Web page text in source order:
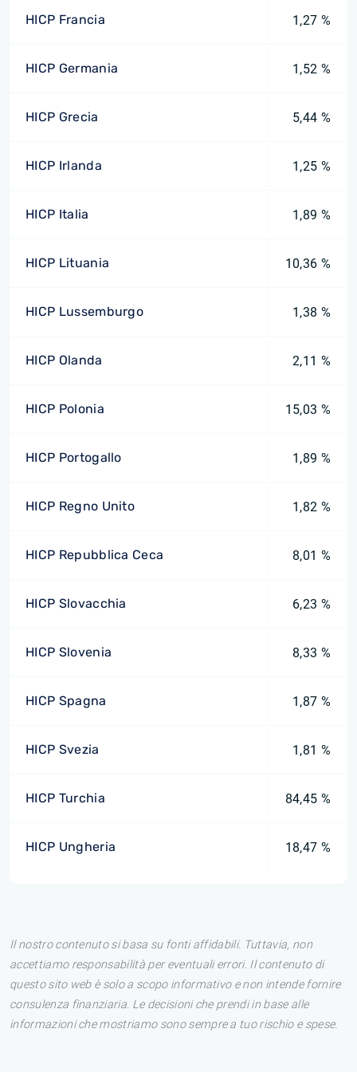
HICP Francia 1,27 %
HICP Germania 1,52 %
HICP Grecia 5,44 %
HICP Irlanda 1,25 %
HICP Italia 1,89 %
HICP Lituania 10,36 %
HICP Lussemburgo 1,38 %
HICP Olanda 2,11 %
HICP Polonia 15,03 %
HICP Portogallo 1,89 %
HICP Regno Unito 1,82 %
HICP Repubblica Ceca 8,01 %
HICP Slovacchia 6,23 %
HICP Slovenia 8,33 %
HICP Spagna 1,87 %
HICP Svezia 1,81 %
HICP Turchia 84,45 %
HICP Ungheria 18,47 %
Il nostro contenuto si basa su fonti affidabili. Tuttavia, non
accettiamo responsabilità per eventuali errori. Il contenuto di
questo sito web è solo a scopo informativo e non intende fornire
consulenza finanziaria. Le decisioni che prendi in base alle
informazioni che mostriamo sono sempre a tuo rischio e spese.